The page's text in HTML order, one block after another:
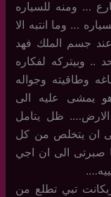
… ومنه للسياره
… وما انتبه الا
جسم الملك فهد
.. وبيتركه لفكاره
وطاقيته وجواله
يمشى عليه الى
ظل يتامل
ان يتخلص من كل
صبرتى الى ان اجي
تبي تطلع من